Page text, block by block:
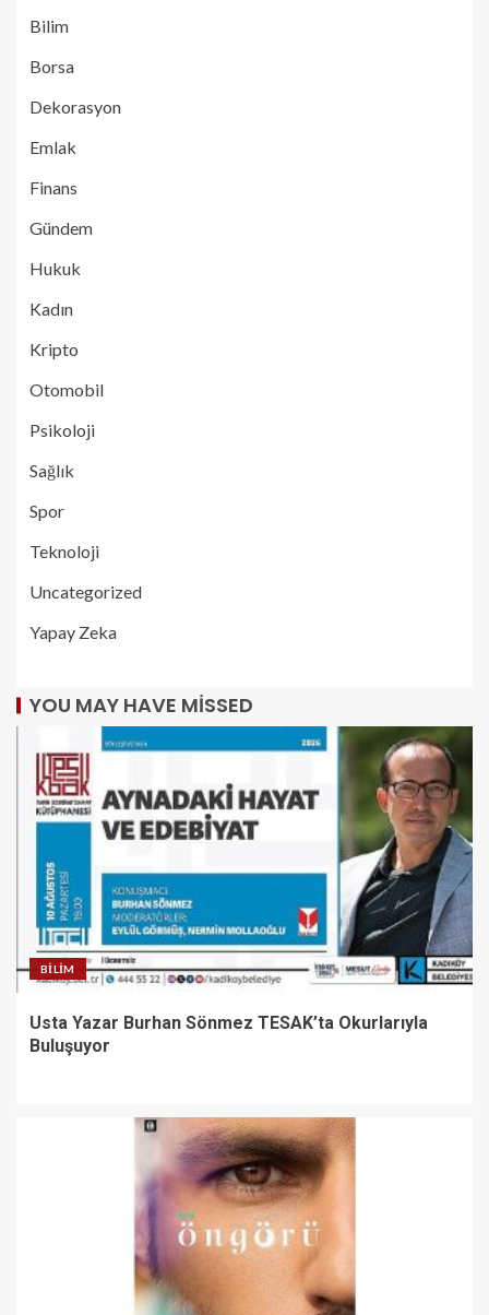
Bilim
Borsa
Dekorasyon
Emlak
Finans
Gündem
Hukuk
Kadın
Kripto
Otomobil
Psikoloji
Sağlık
Spor
Teknoloji
Uncategorized
Yapay Zeka
YOU MAY HAVE MISSED
BILIM
Usta Yazar Burhan Sönmez TESAK’ta Okurlarıyla
Buluşuyor